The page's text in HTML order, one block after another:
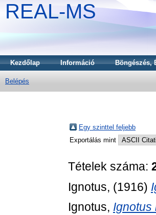
REAL-MS
Kezdőlap Információ Böngészés,
Belépés
Egy szinttel feljebb
Exportálás mint
Tételek száma:
Ignotus, (1916)
Ignotus, Ignotus